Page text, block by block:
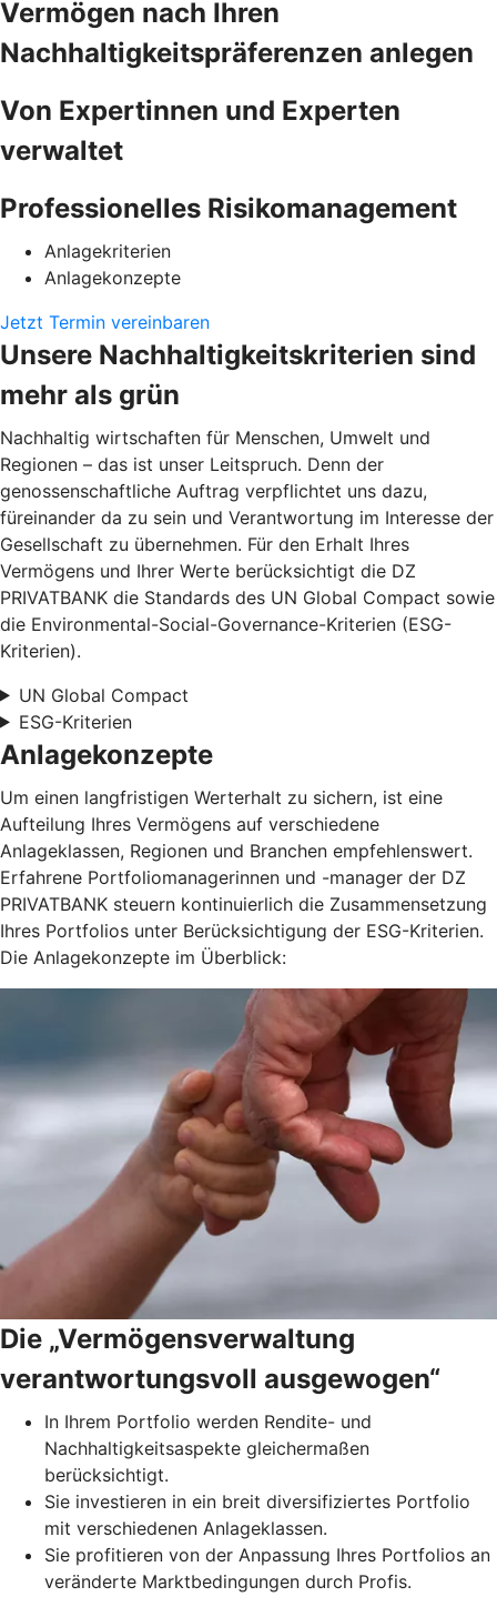
Vermögen nach Ihren
Nachhaltigkeitspräferenzen anlegen
Von Expertinnen und Experten
verwaltet
Professionelles Risikomanagement
Anlagekriterien
Anlagekonzepte
Jetzt Termin vereinbaren
Unsere Nachhaltigkeitskriterien sind
mehr als grün
Nachhaltig wirtschaften für Menschen, Umwelt und
Regionen – das ist unser Leitspruch. Denn der
genossenschaftliche Auftrag verpflichtet uns dazu,
füreinander da zu sein und Verantwortung im Interesse der
Gesellschaft zu übernehmen. Für den Erhalt Ihres
Vermögens und Ihrer Werte berücksichtigt die DZ
PRIVATBANK die Standards des UN Global Compact sowie
die Environmental-Social-Governance-Kriterien (ESG-
Kriterien).
UN Global Compact
ESG-Kriterien
Anlagekonzepte
Um einen langfristigen Werterhalt zu sichern, ist eine
Aufteilung Ihres Vermögens auf verschiedene
Anlageklassen, Regionen und Branchen empfehlenswert.
Erfahrene Portfoliomanagerinnen und -manager der DZ
PRIVATBANK steuern kontinuierlich die Zusammensetzung
Ihres Portfolios unter Berücksichtigung der ESG-Kriterien.
Die Anlagekonzepte im Überblick:
Die „Vermögensverwaltung
verantwortungsvoll ausgewogen“
In Ihrem Portfolio werden Rendite- und
Nachhaltigkeitsaspekte gleichermaßen
berücksichtigt.
Sie investieren in ein breit diversifiziertes Portfolio
mit verschiedenen Anlageklassen.
Sie profitieren von der Anpassung Ihres Portfolios an
veränderte Marktbedingungen durch Profis.